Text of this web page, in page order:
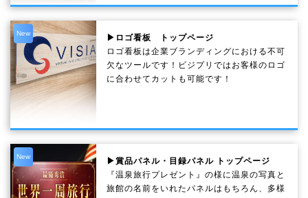
New
▶ロゴ看板 トップページ
ロゴ看板は企業ブランディングにおける不可
欠なツールです！ビジプリではお客様のロゴ
に合わせてカットも可能です！
New
▶賞品パネル・目録パネル トップページ
『温泉旅行プレゼント』の様に温泉の写真と
旅館の名前をいれたパネルはもちろん、多様